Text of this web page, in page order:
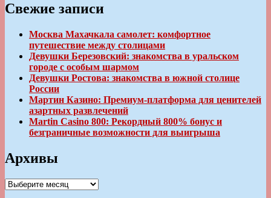
Свежие записи
Москва Махачкала самолет: комфортное
путешествие между столицами
Девушки Березовский: знакомства в уральском
городе с особым шармом
Девушки Ростова: знакомства в южной столице
России
Мартин Казино: Премиум-платформа для ценителей
азартных развлечений
Martin Casino 800: Рекордный 800% бонус и
безграничные возможности для выигрыша
Архивы
Архивы